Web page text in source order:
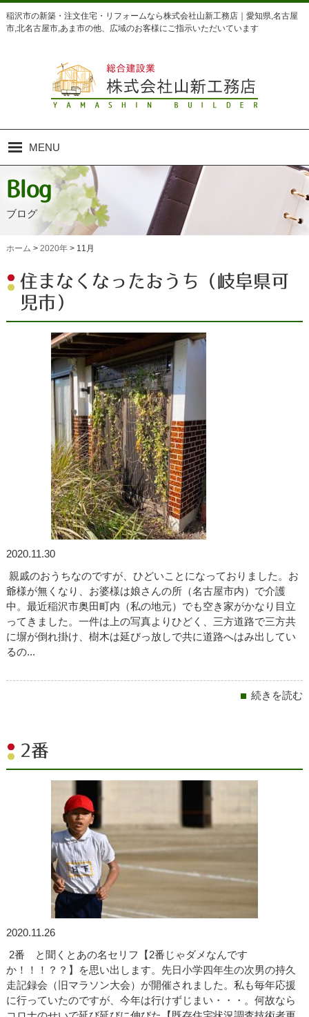
稲沢市の新築・注文住宅・リフォームなら株式会社山新工務店｜愛知県,名古屋
市,北名古屋市,あま市の他、広域のお客様にご指示いただいています
MENU
Home
ホーム
Concept
山新の家づくり
Business
業務内容
Works
スタッフ紹介
お問い合わせ
Blog
ブログ
ホーム > 2020年> 11月
住まなくなったおうち（岐阜県可
児市）
2020.11.30
親戚のおうちなのですが、ひどいことになっておりました。お
爺様が無くなり、お婆様は娘さんの所（名古屋市内）で介護
中。最近稲沢市奥田町内（私の地元）でも空き家がかなり目立
ってきました。一件は上の写真よりひどく、三方道路で三方共
に塀が倒れ掛け、樹木は延びっ放しで共に道路へはみ出してい
るの...
続きを読む
2番
2020.11.26
2番 と聞くとあの名セリフ【2番じゃダメなんです
か！！！？？】を思い出します。先日小学四年生の次男の持久
走記録会（旧マラソン大会）が開催されました。私も毎年応援
に行っていたのですが、今年は行けずじまい・・・。何故なら